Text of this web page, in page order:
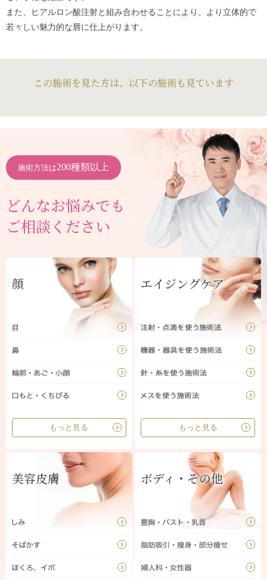
また、ヒアルロン酸注射と組み合わせることにより、より立体的で
若々しい魅力的な唇に仕上がります。
この施術を見た方は、以下の施術も見ています
施術方法は200種類以上
どんなお悩みでも
ご相談ください
顔
もっと見る
エイジングケア
もっと見る
美容皮膚 ボディ・その他